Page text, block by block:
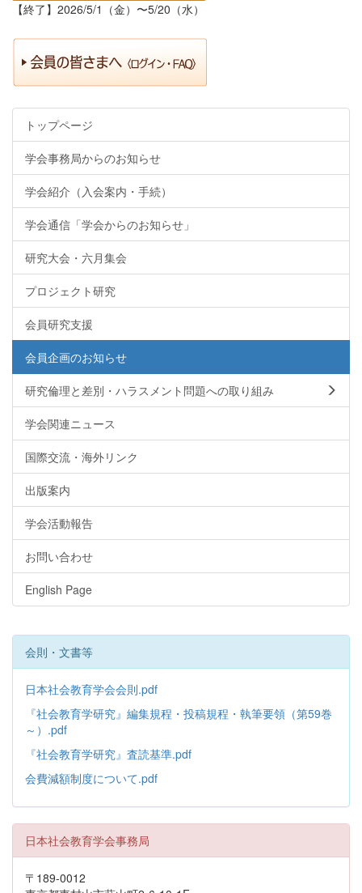
【終了】2026/5/1（金）〜5/20（水）
トップページ
学会事務局からのお知らせ
学会紹介（入会案内・手続）
学会通信「学会からのお知らせ」
研究大会・六月集会
プロジェクト研究
会員研究支援
会員企画のお知らせ
研究倫理と差別・ハラスメント問題への取り組み
学会関連ニュース
国際交流・海外リンク
出版案内
学会活動報告
お問い合わせ
English Page
会則・文書等
日本社会教育学会会則.pdf
『社会教育学研究』編集規程・投稿規程・執筆要領（第59巻
～）.pdf
『社会教育学研究』査読基準.pdf
会費減額制度について.pdf
日本社会教育学会事務局
〒189-0012